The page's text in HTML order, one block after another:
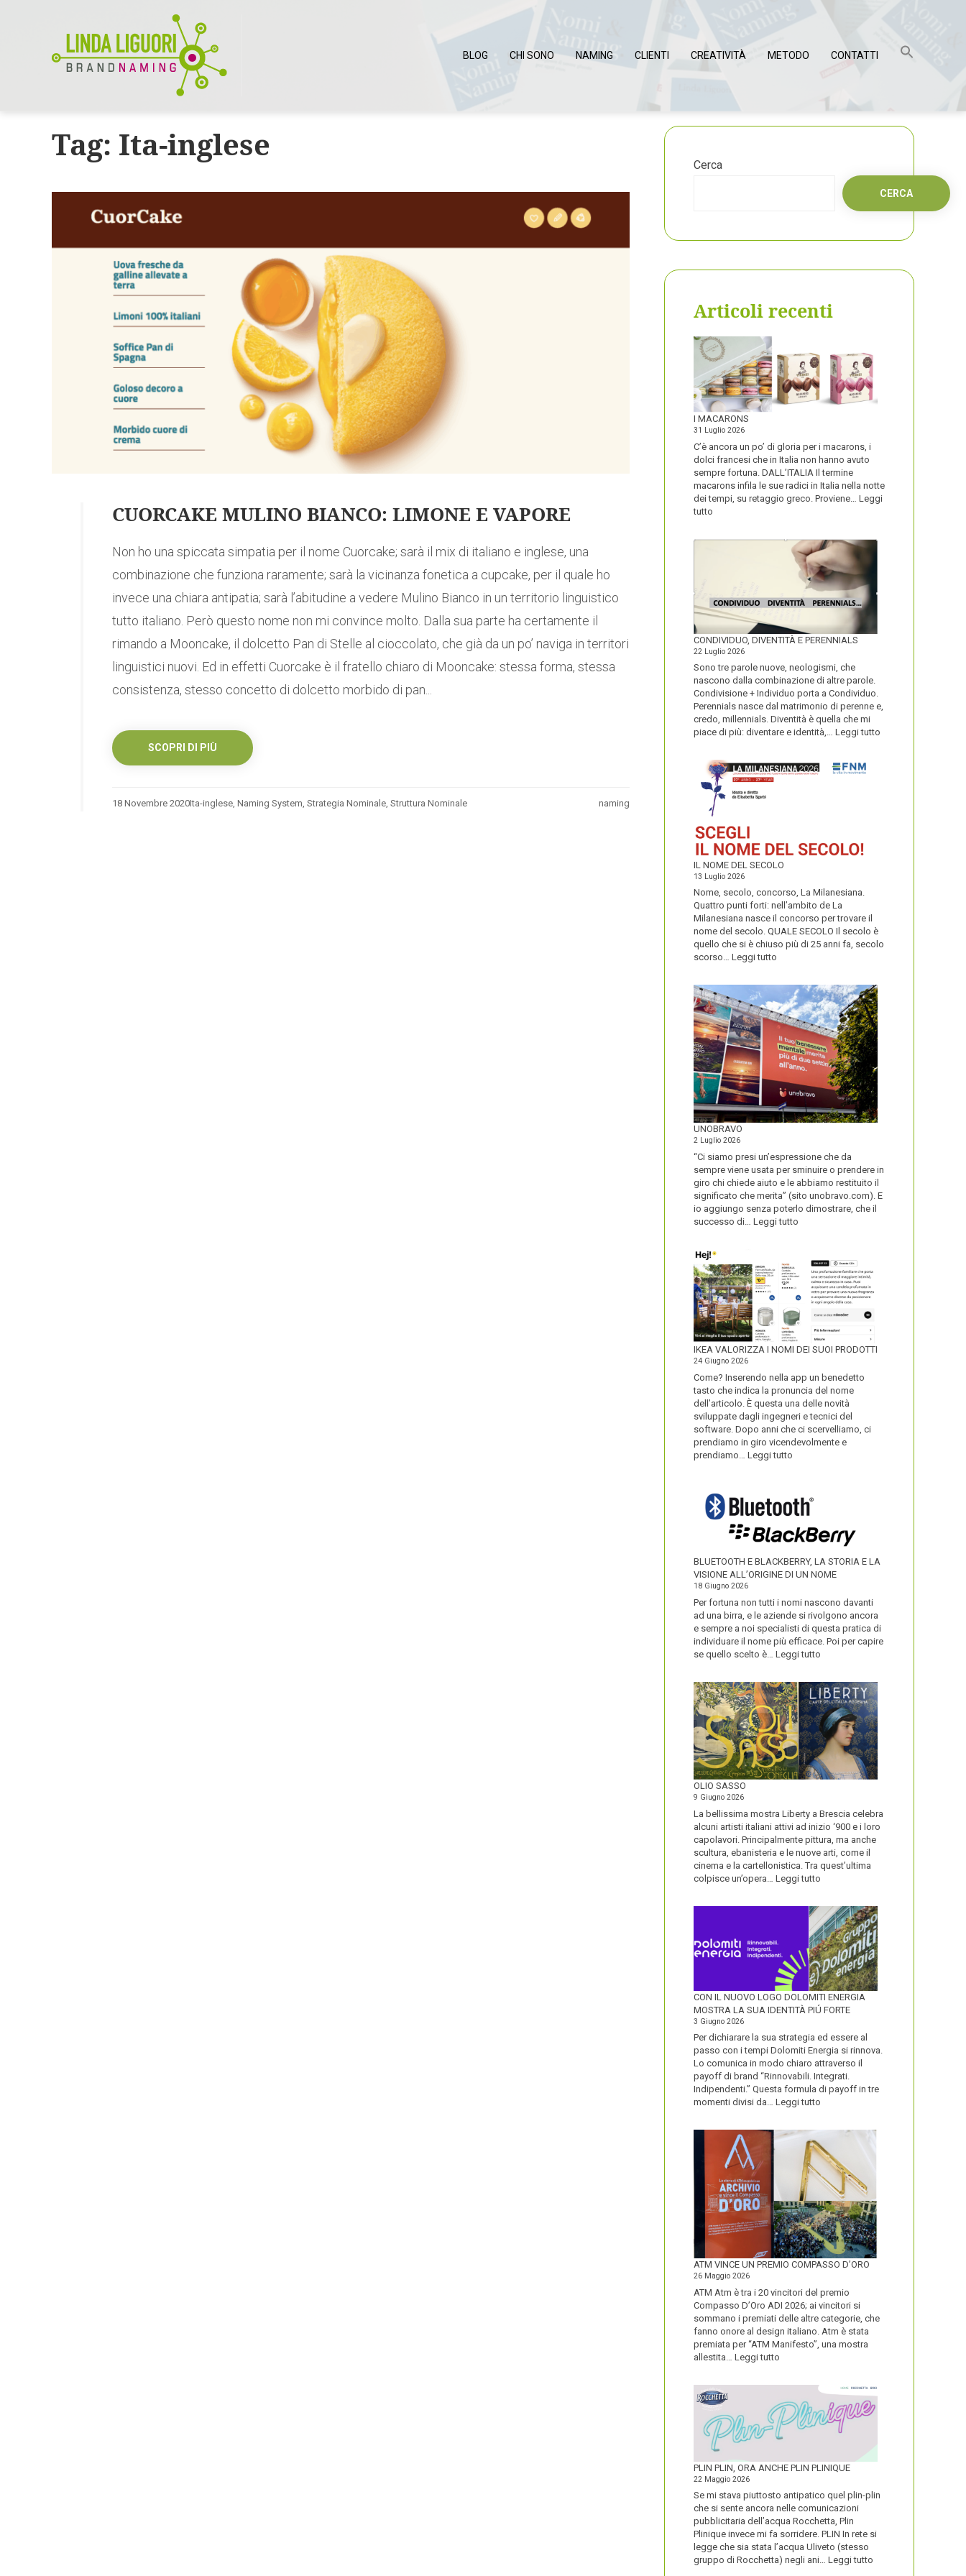
BLOG CHI SONO NAMING CLIENTI CREATIVITÀ METODO CONTATTI
Tag: Ita-inglese
CUORCAKE MULINO BIANCO: LIMONE E VAPORE
Non ho una spiccata simpatia per il nome Cuorcake; sarà il mix di italiano e inglese, una
combinazione che funziona raramente; sarà la vicinanza fonetica a cupcake, per il quale ho
invece una chiara antipatia; sarà l’abitudine a vedere Mulino Bianco in un territorio linguistico
tutto italiano. Però questo nome non mi convince molto. Dalla sua parte ha certamente il
rimando a Mooncake, il dolcetto Pan di Stelle al cioccolato, che già da un po’ naviga in territori
linguistici nuovi. Ed in effetti Cuorcake è il fratello chiaro di Mooncake: stessa forma, stessa
consistenza, stesso concetto di dolcetto morbido di pan...
SCOPRI DI PIÙ
18 Novembre 2020 naming
Ita-inglese, Naming System, Strategia Nominale, Struttura Nominale
Cerca
CERCA
Articoli recenti
I MACARONS
31 Luglio 2026
C’è ancora un po’ di gloria per i macarons, i
dolci francesi che in Italia non hanno avuto
sempre fortuna. DALL’ITALIA Il termine
macarons infila le sue radici in Italia nella notte
dei tempi, su retaggio greco. Proviene… Leggi
tutto
CONDIVIDUO, DIVENTITÀ E PERENNIALS
22 Luglio 2026
Sono tre parole nuove, neologismi, che
nascono dalla combinazione di altre parole.
Condivisione + Individuo porta a Condividuo.
Perennials nasce dal matrimonio di perenne e,
credo, millennials. Diventità è quella che mi
piace di più: diventare e identità,… Leggi tutto
IL NOME DEL SECOLO
13 Luglio 2026
Nome, secolo, concorso, La Milanesiana.
Quattro punti forti: nell’ambito de La
Milanesiana nasce il concorso per trovare il
nome del secolo. QUALE SECOLO Il secolo è
quello che si è chiuso più di 25 anni fa, secolo
scorso… Leggi tutto
NOME
DEL
SECOLO
UNOBRAVO
2 Luglio 2026
“Ci siamo presi un’espressione che da
sempre viene usata per sminuire o prendere in
giro chi chiede aiuto e le abbiamo restituito il
significato che merita” (sito unobravo.com). E
io aggiungo senza poterlo dimostrare, che il
successo di… Leggi tutto
IKEA VALORIZZA I NOMI DEI SUOI PRODOTTI
24 Giugno 2026
Come? Inserendo nella app un benedetto
tasto che indica la pronuncia del nome
dell’articolo. È questa una delle novità
sviluppate dagli ingegneri e tecnici del
software. Dopo anni che ci scervelliamo, ci
prendiamo in giro vicendevolmente e
prendiamo… Leggi tutto
NOMI
DEI
SUOI
PRODOTTI
BLUETOOTH E BLACKBERRY, LA STORIA E LA
VISIONE ALL’ORIGINE DI UN NOME
18 Giugno 2026
Per fortuna non tutti i nomi nascono davanti
ad una birra, e le aziende si rivolgono ancora
e sempre a noi specialisti di questa pratica di
individuare il nome più efficace. Poi per capire
se quello scelto è… Leggi tutto
BLACKBERRY,
LA
STORIA
E
LA
VISIONE
ALL’ORIGINE
DI
NOME
OLIO SASSO
9 Giugno 2026
La bellissima mostra Liberty a Brescia celebra
alcuni artisti italiani attivi ad inizio ‘900 e i loro
capolavori. Principalmente pittura, ma anche
scultura, ebanisteria e le nuove arti, come il
cinema e la cartellonistica. Tra quest’ultima
colpisce un’opera… Leggi tutto
CON IL NUOVO LOGO DOLOMITI ENERGIA
MOSTRA LA SUA IDENTITÀ PIÚ FORTE
3 Giugno 2026
Per dichiarare la sua strategia ed essere al
passo con i tempi Dolomiti Energia si rinnova.
Lo comunica in modo chiaro attraverso il
payoff di brand “Rinnovabili. Integrati.
Indipendenti.” Questa formula di payoff in tre
momenti divisi da… Leggi tutto
LOGO
DOLOMITI
ENERGIA
MOSTRA
LA
SUA
IDENTITÀ
PIÚ
FORTE
ATM VINCE UN PREMIO COMPASSO D’ORO
26 Maggio 2026
ATM Atm è tra i 20 vincitori del premio
Compasso D’Oro ADI 2026; ai vincitori si
sommano i premiati delle altre categorie, che
fanno onore al design italiano. Atm è stata
premiata per “ATM Manifesto”, una mostra
allestita… Leggi tutto
PREMIO
COMPASSO
D’ORO
PLIN PLIN, ORA ANCHE PLIN PLINIQUE
22 Maggio 2026
Se mi stava piuttosto antipatico quel plin-plin
che si sente ancora nelle comunicazioni
pubblicitaria dell’acqua Rocchetta, Plin
Plinique invece mi fa sorridere. PLIN In rete si
legge che sia stata l’acqua Uliveto (stesso
gruppo di Rocchetta) negli ani… Leggi tutto